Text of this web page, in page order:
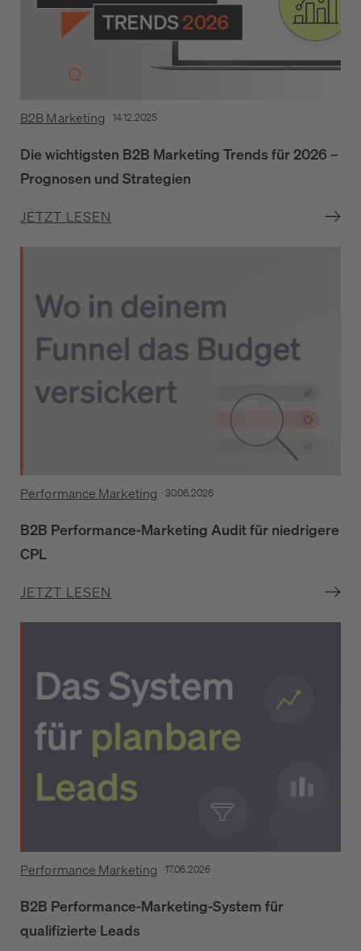
B2B Marketing 14.12.2025
Die wichtigsten B2B Marketing Trends für 2026 –
Prognosen und Strategien
JETZT LESEN
Performance Marketing 30.06.2026
B2B Performance-Marketing Audit für niedrigere
CPL
JETZT LESEN
Performance Marketing 17.06.2026
B2B Performance-Marketing-System für
qualifizierte Leads